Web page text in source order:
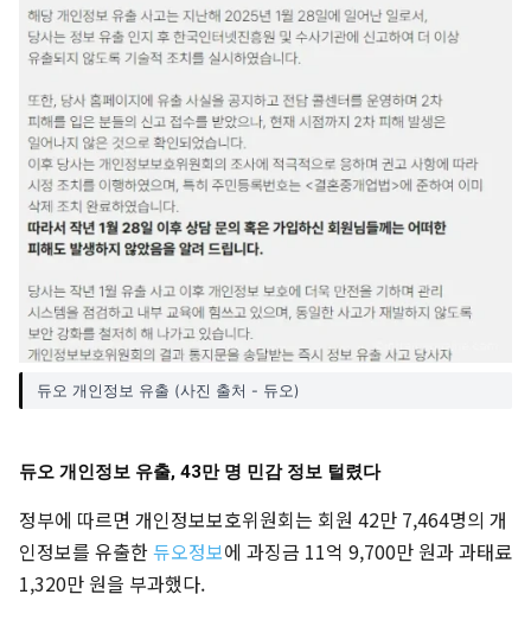
듀오 개인정보 유출 (사진 출처 - 듀오)
듀오 개인정보 유출, 43만 명 민감 정보 털렸다
정부에 따르면 개인정보보호위원회는 회원 42만 7,464명의 개
인정보를 유출한듀오정보에 과징금 11억 9,700만 원과 과태료
1,320만 원을 부과했다.